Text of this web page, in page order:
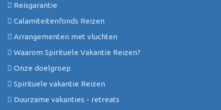
Reisgarantie
Calamiteitenfonds Reizen
Arrangementen met vluchten
Waarom Spirituele Vakantie Reizen?
Onze doelgroep
Spirituele vakantie Reizen
Duurzame vakanties - retreats